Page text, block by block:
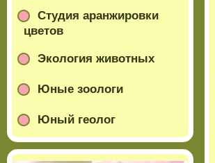
Студия аранжировки
цветов
Экология животных
Юные зоологи
Юный геолог